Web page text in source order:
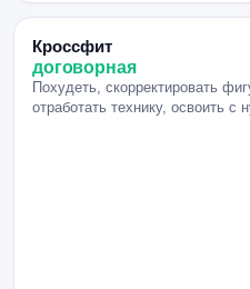
Кроссфит
договорная
Похудеть, скорректировать
отработать технику, освоить с